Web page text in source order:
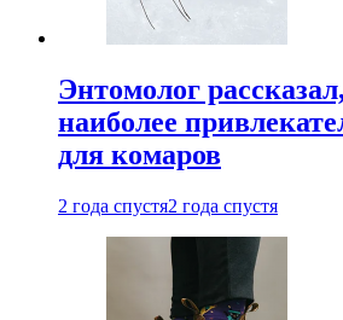
Энтомолог
наиболее
для комаров
2 года спустя2 года спустя